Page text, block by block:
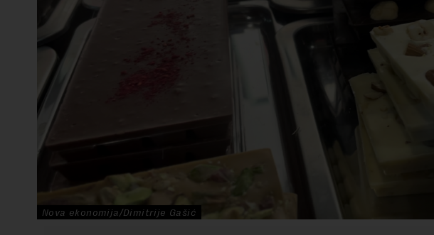
Nova ekonomija/Dimitrije Gašić